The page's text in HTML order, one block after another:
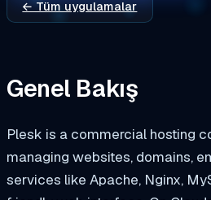
← Tüm uygulamalar
Genel Bakış
Plesk is a commercial hosting
managing websites, domains,
services like Apache, Nginx,